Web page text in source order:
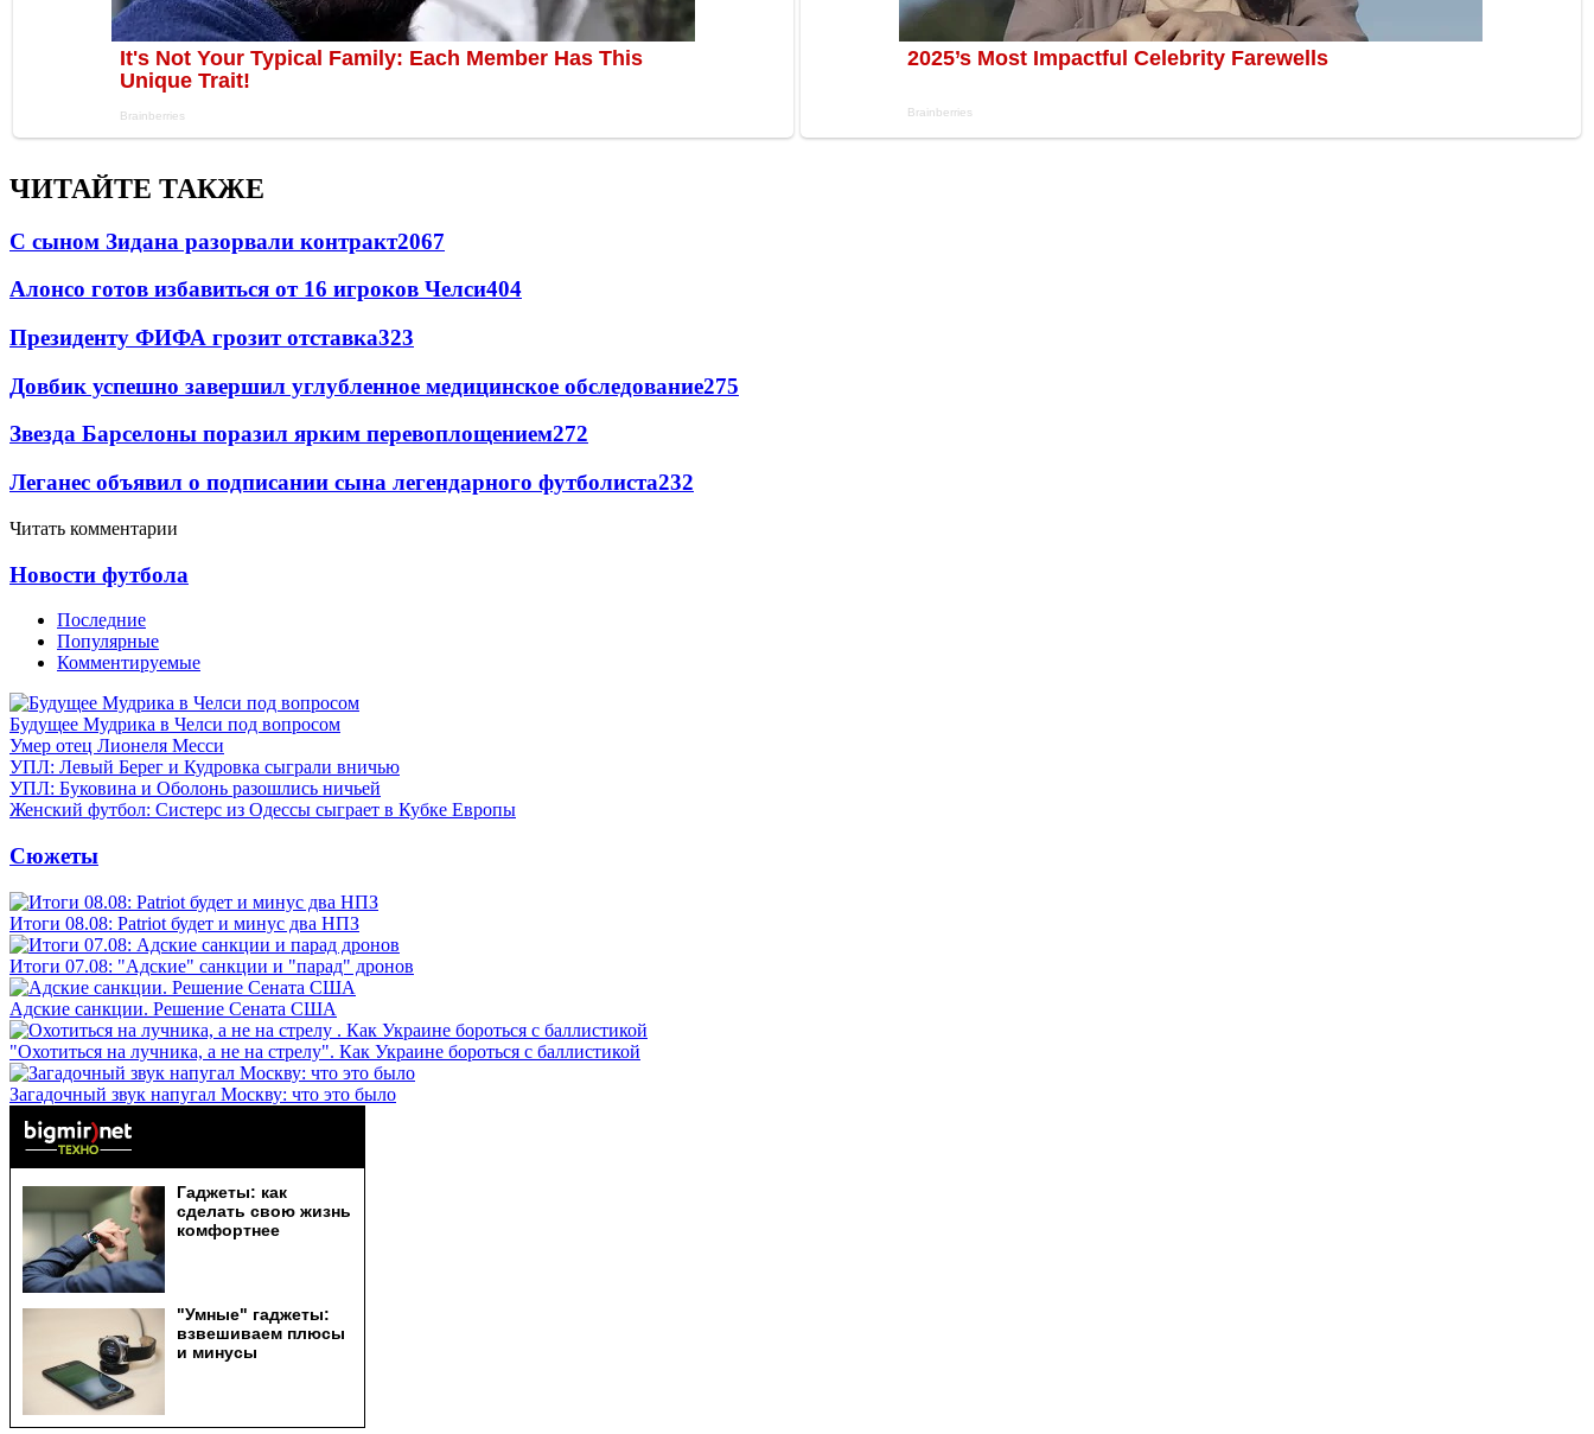
ЧИТАЙТЕ ТАКЖЕ
С сыном Зидана разорвали контракт2067
Алонсо готов избавиться от 16 игроков Челси404
Президенту ФИФА грозит отставка323
Довбик успешно завершил углубленное медицинское обследование275
Звезда Барселоны поразил ярким перевоплощением272
Леганес объявил о подписании сына легендарного футболиста232
Читать комментарии
Новости футбола
Последние
Популярные
Комментируемые
Будущее Мудрика в Челси под вопросом
Умер отец Лионеля Месси
УПЛ: Левый Берег и Кудровка сыграли вничью
УПЛ: Буковина и Оболонь разошлись ничьей
Женский футбол: Систерс из Одессы сыграет в Кубке Европы
Сюжеты
Итоги 08.08: Patriot будет и минус два НПЗ
Итоги 07.08: "Адские" санкции и "парад" дронов
Адские санкции. Решение Сената США
"Охотиться на лучника, а не на стрелу". Как Украине бороться с баллистикой
Загадочный звук напугал Москву: что это было